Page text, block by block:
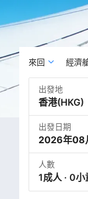
來回 經濟
出發地
出發日期
2026年08
人數
1成人 · 0小